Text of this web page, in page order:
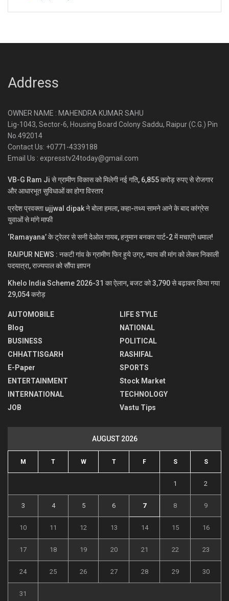
Address
OWNER NAME : MAHENDRA KUMAR SAHU
Lig-1043, Sector-6, Housing Board Colony Saddu, Raipur (C.G.) Pin
No.492014
Contact Us: +0771-4339188
Email Us : expresstv24today@gmail.com
VB-G Ram Ji से ग्रामीण विकास को मिलेगी नई गति, 6,855 करोड़ रुपए से रोजगार
और आधारभूत सुविधाओं का होगा विस्तार
प्रदेश प्रवक्ता ujjwal dipak ने बोला हमला, कहा-तथ्य सामने आने के बाद कांग्रेस
युवाओं से मांगे माफी
‘Ramayana’ के ट्रेलर से सनी देओल गायब, हनुमान बनकर पार्ट-2 में मचाएंगे धमाल!
RAIPUR NEWS : नकटी गांव के ग्रामीण फिर हुये उग्र, न्याय की मांग को लेकर निकाली
पदयात्रा, राज्यपाल को सौंपा ज्ञापन
Khelo India Scheme 2026-31 का ऐलान, बजट को 3,790 से बढ़ाकर किया गया
29,054 करोड़
AUTOMOBILE
Blog
BUSINESS
CHHATTISGARH
E-Paper
ENTERTAINMENT
INTERNATIONAL
JOB
LIFE STYLE
NATIONAL
POLITICAL
RASHIFAL
SPORTS
Stock Market
TECHNOLOGY
Vastu Tips
AUGUST 2026
M T W T F S S
1 2
3 4 5 6 7 8 9
10 11 12 13 14 15 16
17 18 19 20 21 22 23
24 25 26 27 28 29 30
31